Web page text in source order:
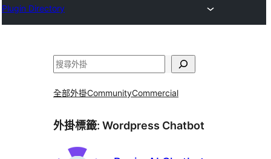
Plugin Directory
搜
全部外掛CommunityCommercial
外掛標籤: Wordpress Chatbot